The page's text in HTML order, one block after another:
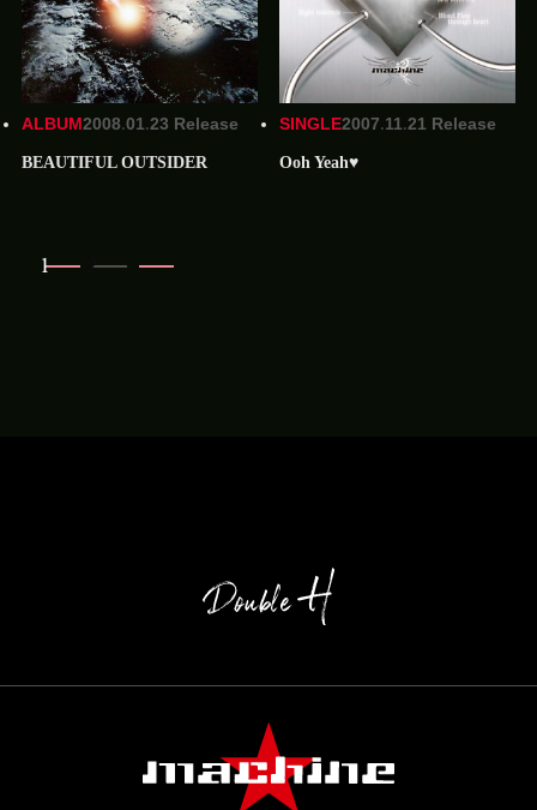
ALBUM2008.01.23 Release
BEAUTIFUL OUTSIDER
SINGLE2007.11.21 Release
Ooh Yeah♥
1 2